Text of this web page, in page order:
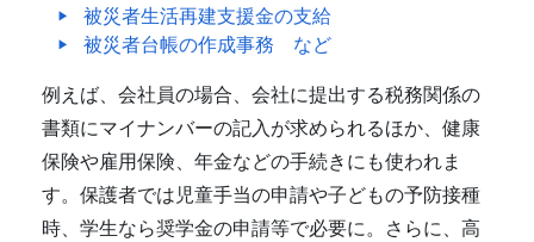
被災者生活再建支援金の支給
被災者台帳の作成事務 など
例えば、会社員の場合、会社に提出する税務関係の
書類にマイナンバーの記入が求められるほか、健康
保険や雇用保険、年金などの手続きにも使われま
す。保護者では児童手当の申請や子どもの予防接種
時、学生なら奨学金の申請等で必要に。さらに、高